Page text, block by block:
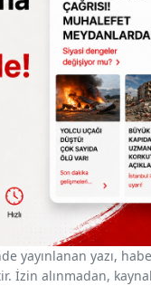
yayınlanan yazı,
İzin alınmadan,